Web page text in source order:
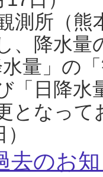
測所（熊
、降水
水量」の
「日降
となっ
去のお